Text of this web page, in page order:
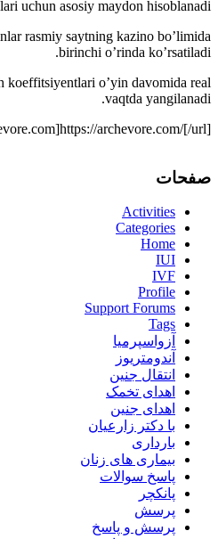
uchun asosiy maydon hisoblanadi.
rasmiy saytning kazino bo’limida
birinchi o’rinda ko’rsatiladi.
koeffitsiyentlari o’yin davomida real
vaqtda yangilanadi.
archevore.com/[/url]
صفحات
Activities
Categories
Home
IUI
IVF
Profile
Support Forums
Tags
آزواسپرمیا
آندومتریوز
انتقال جنین
اهدای تخمک
اهدای جنین
با دکتر زارعیان
بارداری
بیماری های زنان
پاسخ سوالات
پانکچر
پرسش
پرسش و پاسخ